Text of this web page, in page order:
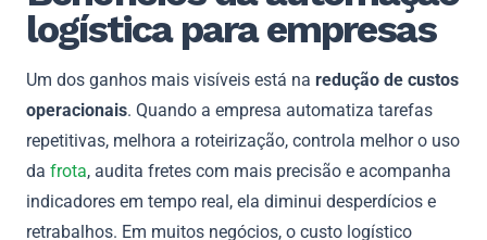
logística para empresas
Um dos ganhos mais visíveis está na redução de custos
operacionais. Quando a empresa automatiza tarefas
repetitivas, melhora a roteirização, controla melhor o uso
da frota, audita fretes com mais precisão e acompanha
indicadores em tempo real, ela diminui desperdícios e
retrabalhos. Em muitos negócios, o custo logístico